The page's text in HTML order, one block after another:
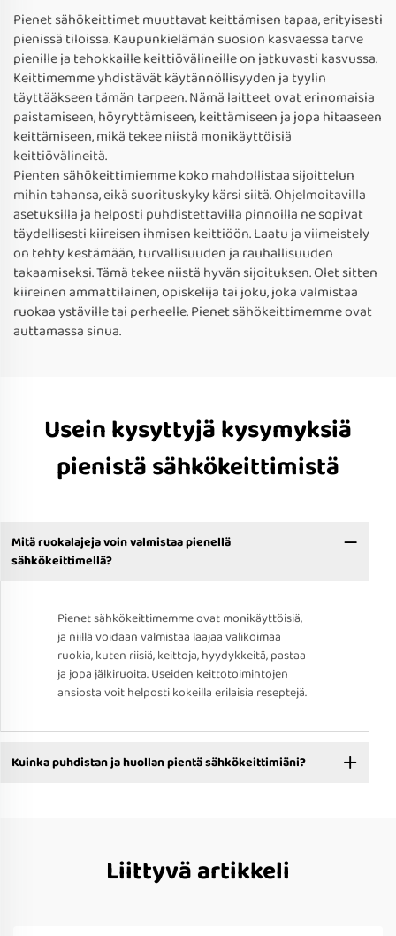
Pienet sähökeittimet muuttavat keittämisen tapaa, erityisesti
pienissä tiloissa. Kaupunkielämän suosion kasvaessa tarve
pienille ja tehokkaille keittiövälineille on jatkuvasti kasvussa.
Keittimemme yhdistävät käytännöllisyyden ja tyylin
täyttääkseen tämän tarpeen. Nämä laitteet ovat erinomaisia
paistamiseen, höyryttämiseen, keittämiseen ja jopa hitaaseen
keittämiseen, mikä tekee niistä monikäyttöisiä
keittiövälineitä.
Pienten sähökeittimiemme koko mahdollistaa sijoittelun
mihin tahansa, eikä suorituskyky kärsi siitä. Ohjelmoitavilla
asetuksilla ja helposti puhdistettavilla pinnoilla ne sopivat
täydellisesti kiireisen ihmisen keittiöön. Laatu ja viimeistely
on tehty kestämään, turvallisuuden ja rauhallisuuden
takaamiseksi. Tämä tekee niistä hyvän sijoituksen. Olet sitten
kiireinen ammattilainen, opiskelija tai joku, joka valmistaa
ruokaa ystäville tai perheelle. Pienet sähökeittimemme ovat
auttamassa sinua.
Usein kysyttyjä kysymyksiä
pienistä sähkökeittimistä
Mitä ruokalajeja voin valmistaa pienellä
sähkökeittimellä?
Pienet sähkökeittimemme ovat monikäyttöisiä,
ja niillä voidaan valmistaa laajaa valikoimaa
ruokia, kuten riisiä, keittoja, hyydykkeitä, pastaa
ja jopa jälkiruoita. Useiden keittotoimintojen
ansiosta voit helposti kokeilla erilaisia reseptejä.
Kuinka puhdistan ja huollan pientä sähkökeittimiäni?
Liittyvä artikkeli